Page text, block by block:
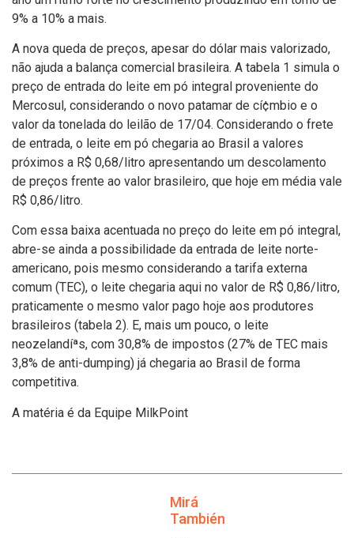
9% a 10% a mais.
A nova queda de preços, apesar do dólar mais valorizado,
não ajuda a balança comercial brasileira. A tabela 1 simula o
preço de entrada do leite em pó integral proveniente do
Mercosul, considerando o novo patamar de cí¢mbio e o
valor da tonelada do leilão de 17/04. Considerando o frete
de entrada, o leite em pó chegaria ao Brasil a valores
próximos a R$ 0,68/litro apresentando um descolamento
de preços frente ao valor brasileiro, que hoje em média vale
R$ 0,86/litro.
Com essa baixa acentuada no preço do leite em pó integral,
abre-se ainda a possibilidade da entrada de leite norte-
americano, pois mesmo considerando a tarifa externa
comum (TEC), o leite chegaria aqui no valor de R$ 0,86/litro,
praticamente o mesmo valor pago hoje aos produtores
brasileiros (tabela 2). E, mais um pouco, o leite
neozelandíªs, com 30,8% de impostos (27% de TEC mais
3,8% de anti-dumping) já chegaria ao Brasil de forma
competitiva.
A matéria é da Equipe MilkPoint
Mirá
También